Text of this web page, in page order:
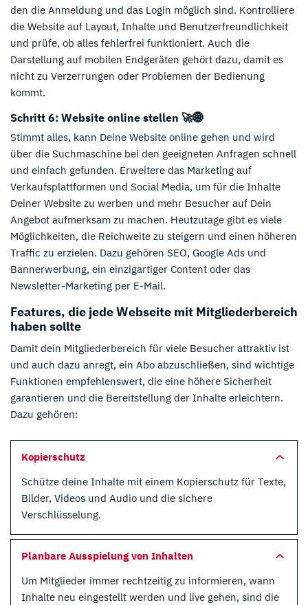
den die Anmeldung und das Login möglich sind. Kontrolliere
die Website auf Layout, Inhalte und Benutzerfreundlichkeit
und prüfe, ob alles fehlerfrei funktioniert. Auch die
Darstellung auf mobilen Endgeräten gehört dazu, damit es
nicht zu Verzerrungen oder Problemen der Bedienung
kommt.
Schritt 6: Website online stellen 🚀🌐
Stimmt alles, kann Deine Website online gehen und wird
über die Suchmaschine bei den geeigneten Anfragen schnell
und einfach gefunden. Erweitere das Marketing auf
Verkaufsplattformen und Social Media, um für die Inhalte
Deiner Website zu werben und mehr Besucher auf Dein
Angebot aufmerksam zu machen. Heutzutage gibt es viele
Möglichkeiten, die Reichweite zu steigern und einen höheren
Traffic zu erzielen. Dazu gehören SEO, Google Ads und
Bannerwerbung, ein einzigartiger Content oder das
Newsletter-Marketing per E-Mail.
Features, die jede Webseite mit Mitgliederbereich
haben sollte
Damit dein Mitgliederbereich für viele Besucher attraktiv ist
und auch dazu anregt, ein Abo abzuschließen, sind wichtige
Funktionen empfehlenswert, die eine höhere Sicherheit
garantieren und die Bereitstellung der Inhalte erleichtern.
Dazu gehören:
Kopierschutz
Schütze deine Inhalte mit einem Kopierschutz für Texte,
Bilder, Videos und Audio und die sichere
Verschlüsselung.
Planbare Ausspielung von Inhalten
Um Mitglieder immer rechtzeitig zu informieren, wann
Inhalte neu eingestellt werden und live gehen, sind die